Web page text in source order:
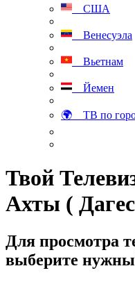
США
Венесуэла
Вьетнам
Йемен
🌍 ТВ по
Твой
Ахты (
Для просмотра
выберите